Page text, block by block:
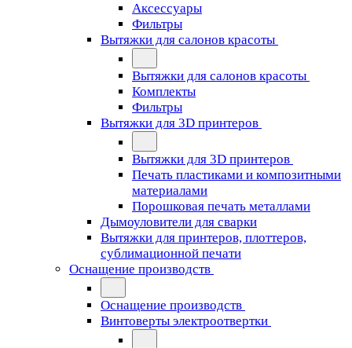
Аксессуары
Фильтры
Вытяжки для салонов красоты
Вытяжки для салонов красоты
Комплекты
Фильтры
Вытяжки для 3D принтеров
Вытяжки для 3D принтеров
Печать пластиками и композитными
материалами
Порошковая печать металлами
Дымоуловители для сварки
Вытяжки для принтеров, плоттеров,
сублимационной печати
Оснащение производств
Оснащение производств
Винтоверты электроотвертки